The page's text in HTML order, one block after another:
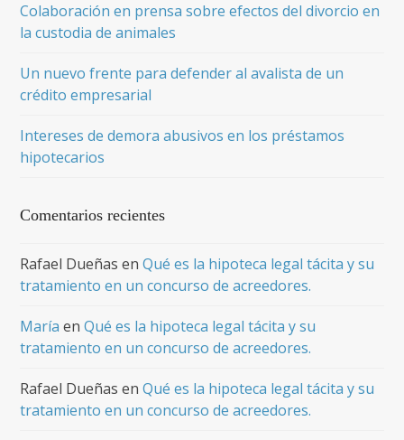
Colaboración en prensa sobre efectos del divorcio en
la custodia de animales
Un nuevo frente para defender al avalista de un
crédito empresarial
Intereses de demora abusivos en los préstamos
hipotecarios
Comentarios recientes
Rafael Dueñas enQué es la hipoteca legal tácita y su
tratamiento en un concurso de acreedores.
María enQué es la hipoteca legal tácita y su
tratamiento en un concurso de acreedores.
Rafael Dueñas enQué es la hipoteca legal tácita y su
tratamiento en un concurso de acreedores.